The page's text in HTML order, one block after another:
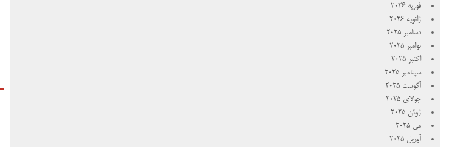
فوریه 2026
ژانویه 2026
دسامبر 2025
نوامبر 2025
اکتبر 2025
سپتامبر 2025
آگوست 2025
جولای 2025
ژوئن 2025
می 2025
آوریل 2025